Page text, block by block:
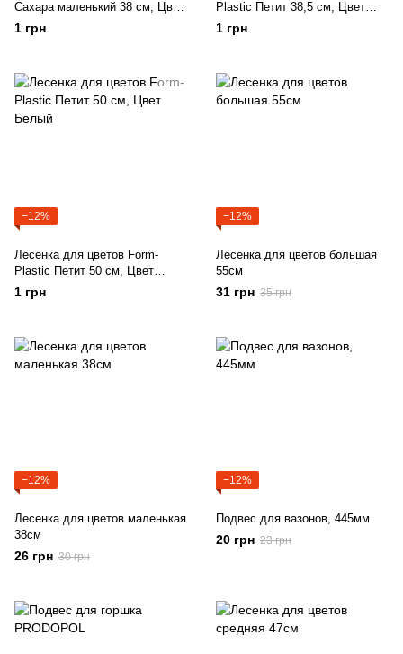
Сахара маленький 38 см, Цвет
Белый
1 грн
Plastic Петит 38,5 см, Цвет
Терракот
1 грн
−12%
Лесенка для цветов Form-
Plastic Петит 50 см, Цвет
Белый
1 грн
−12%
Лесенка для цветов большая
55см
31 грн 35 грн
−12%
Лесенка для цветов маленькая
38см
26 грн 30 грн
−12%
Подвес для вазонов, 445мм
20 грн 23 грн